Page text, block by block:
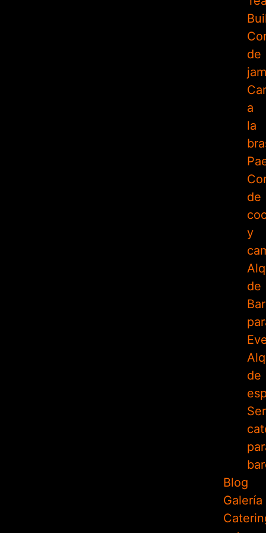
de
a
la
de
y
de
de
Blog
Galería